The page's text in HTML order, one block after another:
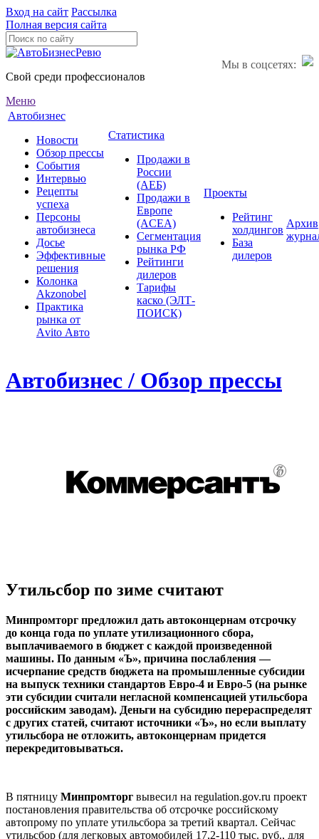
Вход на сайт Рассылка
Полная версия сайта
Мы в соцсетях:
Свой среди профессионалов
Меню
Автобизнес
Новости
Обзор прессы
События
Интервью
Рецепты
успеха
Персоны
автобизнеса
Досье
Эффективные
решения
Колонка
Akzonobel
Практика
рынка от
Аvito Авто
Статистика
Продажи в
России
(АЕБ)
Продажи в
Европе
(ACEA)
Сегментация
рынка РФ
Рейтинги
дилеров
Тарифы
каско (ЭЛТ-
ПОИСК)
Проекты
Рейтинг
холдингов
База
дилеров
Архив
Автобизнес / Обзор прессы
Утильсбор по зиме считают
Минпромторг предложил дать автоконцернам отсрочку
до конца года по уплате утилизационного сбора,
выплачиваемого в бюджет с каждой произведенной
машины. По данным «Ъ», причина послабления —
исчерпание средств бюджета на промышленные субсидии
на выпуск техники стандартов Евро-4 и Евро-5 (на рынке
эти субсидии считали негласной компенсацией утильсбора
российским заводам). Деньги на субсидию перераспределят
с других статей, считают источники «Ъ», но если выплату
утильсбора не отложить, автоконцернам придется
перекредитовываться.
В пятницу Минпромторг вывесил на regulation.gov.ru проект
постановления правительства об отсрочке российскому
автопрому по уплате утильсбора за третий квартал. Сейчас
утильсбор (для легковых автомобилей 17,2-110 тыс. руб., для